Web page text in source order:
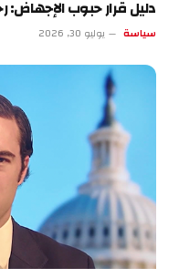
دليل قرار حبوب الإجهاض:
سياسة يوليو 30, 2026